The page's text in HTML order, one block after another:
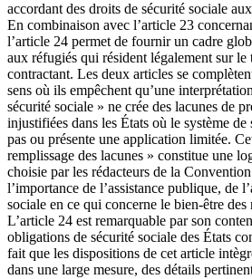
accordant des droits de sécurité sociale
En combinaison avec l’article 23
l’article 24 permet de fournir un cadre
aux réfugiés qui résident légalement sur le
contractant. Les deux articles se
sens où ils empêchent qu’une
sécurité sociale » ne crée des lacunes de
injustifiées dans les États où le système de
pas ou présente une application limitée.
remplissage des lacunes » constitue une
choisie par les rédacteurs de la
l’importance de l’assistance publique, de
sociale en ce qui concerne le bien-être des
L’article 24 est remarquable par son
obligations de sécurité sociale des États
fait que les dispositions de cet article
dans une large mesure, des détails